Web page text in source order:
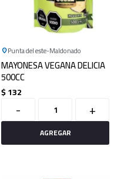
Punta del este Maldonado
MAYONESA VEGANA DELICIA
500CC
$132
- +